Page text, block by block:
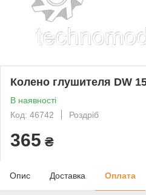
Колено глушителя DW
В наявності
Код: 46742
Роздріб
365 ₴
Опис Доставка Оплата